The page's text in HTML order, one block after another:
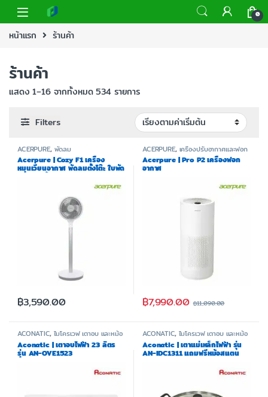
0
หน้าแรก ร้านค้า
ร้านค้า
แสดง 1–16 จากทั้งหมด 534 รายการ
Filters
ACERPURE, พัดลม
Acerpure | Cozy F1 เครื่อง
หมุนเวียนอากาศ พัดลมตั้งโต๊ะ ใบพัด
฿3,590.00
ACERPURE, เครื่องปรับอากาศและฟอก
อากาศ
Acerpure | Pro P2 เครื่องฟอก
อากาศ
฿7,990.00 ฿11,090.00
ACONATIC, ไมโครเวฟ เตาอบ และหม้อ
ทอด
Aconatic | เตาอบไฟฟ้า 23 ลิตร
รุ่น AN-OVE1523
ACONATIC, ไมโครเวฟ เตาอบ และหม้อ
ทอด
Aconatic | เตาแม่เหล็กไฟฟ้า รุ่น
AN-IDC1311 แถมฟรีหม้อสแตน